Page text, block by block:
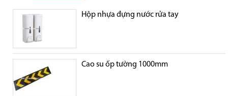
Hộp nhựa đựng nước rửa tay
Cao su ốp tường 1000mm